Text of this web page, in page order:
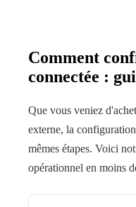
Comment
connectée :
Que vous veniez
externe, la
mêmes étapes. Voici
opérationnel en moins